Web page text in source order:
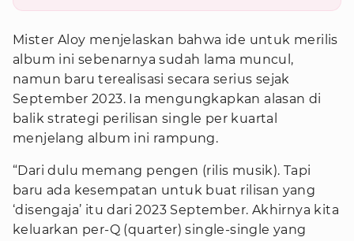
Mister Aloy menjelaskan bahwa ide untuk merilis
album ini sebenarnya sudah lama muncul,
namun baru terealisasi secara serius sejak
September 2023. Ia mengungkapkan alasan di
balik strategi perilisan single per kuartal
menjelang album ini rampung.
“Dari dulu memang pengen (rilis musik). Tapi
baru ada kesempatan untuk buat rilisan yang
‘disengaja’ itu dari 2023 September. Akhirnya kita
keluarkan per-Q (quarter) single-single yang